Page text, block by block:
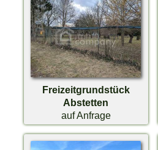
Freizeitgrundstück
Abstetten
auf Anfrage